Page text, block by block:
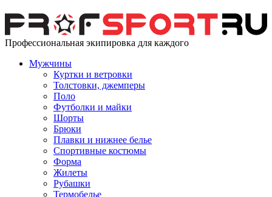
Профессиональная экипировка для каждого
Мужчины
Куртки и ветровки
Толстовки, джемперы
Поло
Футболки и майки
Шорты
Брюки
Плавки и нижнее белье
Спортивные костюмы
Форма
Жилеты
Рубашки
Термобелье